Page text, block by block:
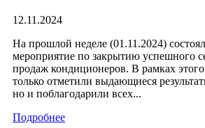
12.11.2024
На прошлой неделе (01.11.2024)
мероприятие по закрытию успешного
продаж кондиционеров. В рамках
только отметили выдающиеся
но и поблагодарили всех...
Подробнее